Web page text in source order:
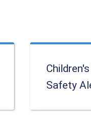
Safety